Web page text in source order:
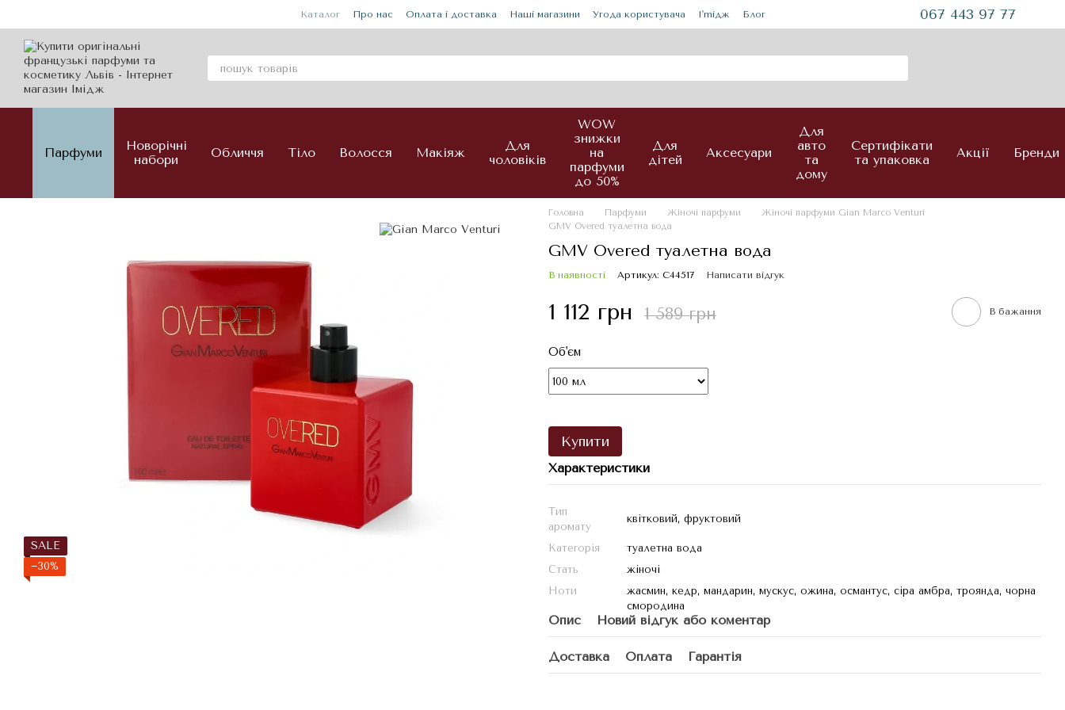
Каталог Про нас Оплата і доставка Наші магазини Угода користувача I'mідж Блог 067 443 97 77
Парфуми
Новорічні
набори
Обличчя Тіло Волосся Макіяж
Для
чоловіків
WOW
знижки
на
парфуми
до 50%
Для
дітей
Аксесуари
Для
авто
та
дому
Сертифікати
та упаковка
Акції Бренди
SALE
−30%
Головна Парфуми Жіночі парфуми
Жіночі парфуми Gian Marco Venturi
GMV Overed туалетна вода
GMV Overed туалетна вода
В наявності Артикул: С44517 Написати відгук
1 112 грн 1 589 грн В бажання
Об'єм
Купити
Характеристики
Тип
аромату
квітковий, фруктовий
Категорія
туалетна вода
Стать
жіночі
Ноти
жасмин, кедр, мандарин, мускус, ожина, османтус, сіра амбра, троянда, чорна
смородина
Опис Новий відгук або коментар
Доставка Оплата Гарантія